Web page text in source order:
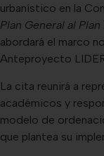
urbanístico en la
Plan General al
abordará el marco
Anteproyecto
La cita reunirá a
académicos y
modelo de
que plantea su